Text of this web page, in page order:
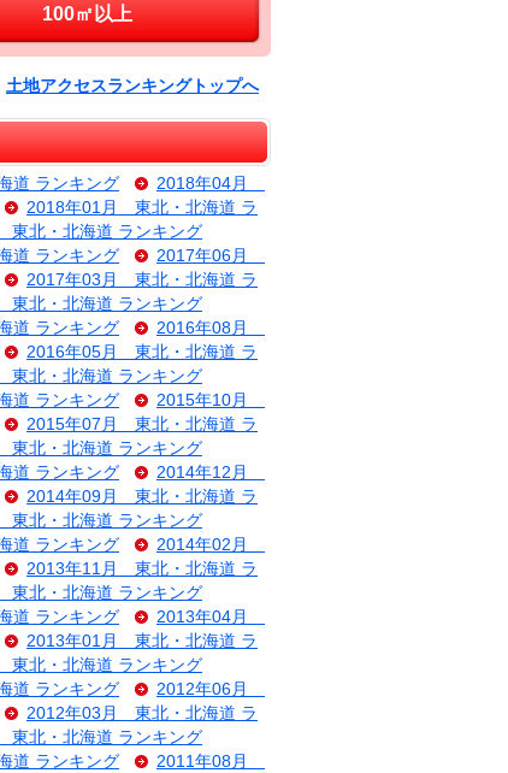
100㎡以上
土地アクセスランキングトップへ
道 ランキング
2018年04月
2018年01月 東北・北海道 ラ
北・北海道 ランキング
道 ランキング
2017年06月
2017年03月 東北・北海道 ラ
北・北海道 ランキング
道 ランキング
2016年08月
2016年05月 東北・北海道 ラ
北・北海道 ランキング
道 ランキング
2015年10月
2015年07月 東北・北海道 ラ
北・北海道 ランキング
道 ランキング
2014年12月
2014年09月 東北・北海道 ラ
北・北海道 ランキング
道 ランキング
2014年02月
2013年11月 東北・北海道 ラ
北・北海道 ランキング
道 ランキング
2013年04月
2013年01月 東北・北海道 ラ
北・北海道 ランキング
道 ランキング
2012年06月
2012年03月 東北・北海道 ラ
北・北海道 ランキング
道 ランキング
2011年08月